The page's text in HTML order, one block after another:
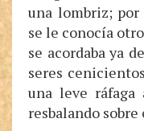
una lombriz; por
se le conocía
se acordaba ya
seres
una leve ráfaga
resbalando